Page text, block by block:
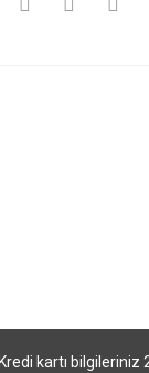
kartı